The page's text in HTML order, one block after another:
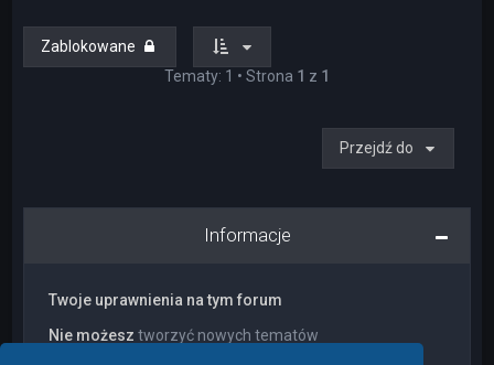
Zablokowane
Tematy: 1 • Strona 1 z 1
Przejdź do
Informacje
Twoje uprawnienia na tym forum
Nie możesz tworzyć nowych tematów